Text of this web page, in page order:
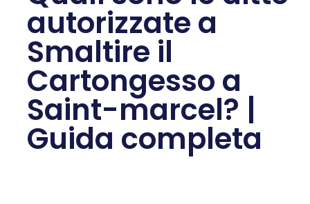
autorizzate a
Smaltire il
Cartongesso a
Saint-marcel? |
Guida completa